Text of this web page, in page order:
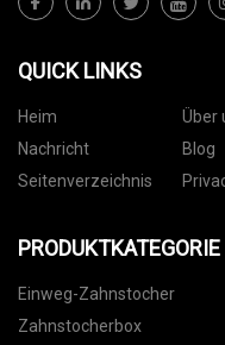
QUICK LINKS
Heim Über
Nachricht
Blog
Seitenverzeichnis
PRODUKTKATEGORIE
Einweg-Zahnstocher
Zahnstocherbox